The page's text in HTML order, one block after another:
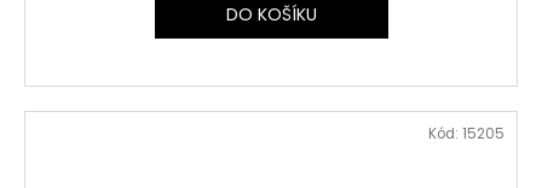
DO KOŠÍKU
Kód: 15205